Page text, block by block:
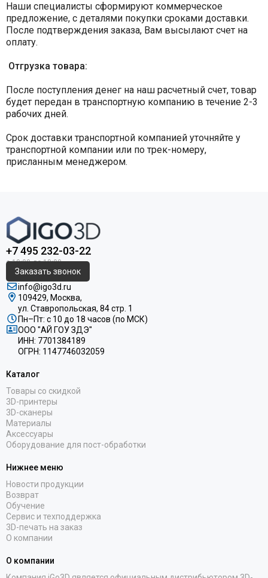
Наши специалисты сформируют коммерческое
предложение, с деталями покупки сроками доставки.
После подтверждения заказа, Вам высылают счет на
оплату.
Отгрузка товара:
После поступления денег на наш расчетный счет, товар
будет передан в транспортную компанию в течение 2-3
рабочих дней.
Срок доставки транспортной компанией уточняйте у
транспортной компании или по трек-номеру,
присланным менеджером.
+7 495 232-03-22
Заказать звонок
info@igo3d.ru
109429, Москва,
ул. Ставропольская, 84 стр. 1
Пн–Пт: с 10 до 18 часов (по МСК)
ООО "АЙ ГОУ ЗДЭ"
ИНН: 7701384189
ОГРН: 1147746032059
Каталог
Товары со скидкой
3D-принтеры
3D-сканеры
Материалы
Аксессуары
Оборудование для пост-обработки
Нижнее меню
Новости продукции
Возврат
Обучение
Сервис и техподдержка
3D-печать на заказ
О компании
О компании